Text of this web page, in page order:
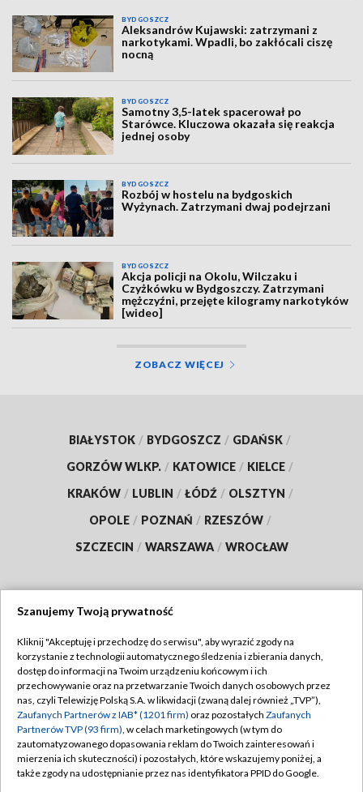
BYDGOSZCZ
Aleksandrów Kujawski: zatrzymani z
narkotykami. Wpadli, bo zakłócali ciszę
nocną
BYDGOSZCZ
Samotny 3,5-latek spacerował po
Starówce. Kluczowa okazała się reakcja
jednej osoby
BYDGOSZCZ
Rozbój w hostelu na bydgoskich
Wyżynach. Zatrzymani dwaj podejrzani
BYDGOSZCZ
Akcja policji na Okolu, Wilczaku i
Czyżkówku w Bydgoszczy. Zatrzymani
mężczyźni, przejęte kilogramy narkotyków
[wideo]
ZOBACZ WIĘCEJ
BIAŁYSTOK / BYDGOSZCZ / GDAŃSK /
GORZÓW WLKP. / KATOWICE / KIELCE /
KRAKÓW / LUBLIN / ŁÓDŹ / OLSZTYN /
OPOLE / POZNAŃ / RZESZÓW /
SZCZECIN / WARSZAWA / WROCŁAW
TVP
Abonament TVP
Emisja w TVP
Centrum informacji TVP
Naziemna Telewizja Cyfrowa
Regulamin TVP
Polityka prywatności
Moje zgody
Pomoc
Szanujemy Twoją prywatność
Kliknij "Akceptuję i przechodzę do serwisu", aby wyrazić zgody na
korzystanie z technologii automatycznego śledzenia i zbierania danych,
dostęp do informacji na Twoim urządzeniu końcowym i ich
przechowywanie oraz na przetwarzanie Twoich danych osobowych przez
nas, czyli Telewizję Polską S.A. w likwidacji (zwaną dalej również „TVP”),
Zaufanych Partnerów z IAB* (1201 firm) oraz pozostałych Zaufanych
Partnerów TVP (93 firm), w celach marketingowych (w tym do
zautomatyzowanego dopasowania reklam do Twoich zainteresowań i
mierzenia ich skuteczności) i pozostałych, które wskazujemy poniżej, a
także zgody na udostępnianie przez nas identyfikatora PPID do Google.